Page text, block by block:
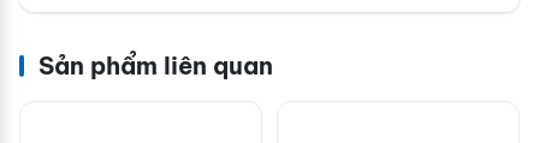
Sản phẩm liên quan